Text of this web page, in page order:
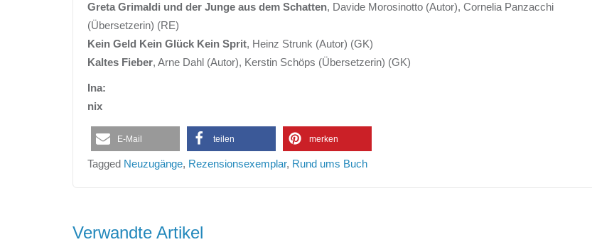
Greta Grimaldi und der Junge aus dem Schatten, Davide Morosinotto (Autor), Cornelia Panzacchi
(Übersetzerin) (RE)
Kein Geld Kein Glück Kein Sprit, Heinz Strunk (Autor) (GK)
Kaltes Fieber, Arne Dahl (Autor), Kerstin Schöps (Übersetzerin) (GK)
Ina:
nix
E-Mail teilen merken
Tagged Neuzugänge, Rezensionsexemplar, Rund ums Buch
Verwandte Artikel
Beitragsnavigation